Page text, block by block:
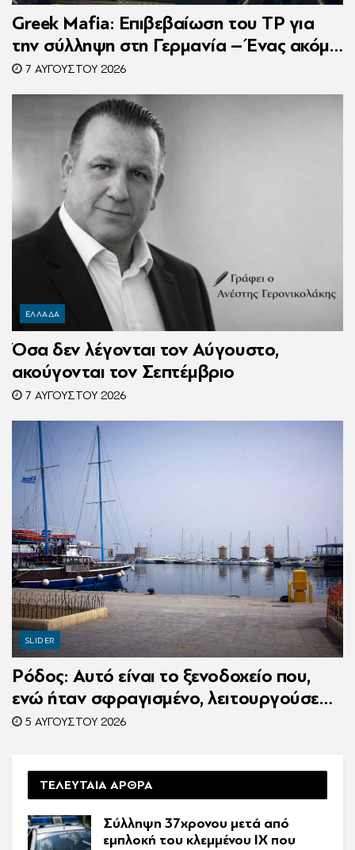
Greek Mafia: Επιβεβαίωση τoυ ΤP για
την σύλληψη στη Γερμανία – Ένας ακόμη
κατηγορούμενος για τον θάνατο του
Ζαμπούνη
7 ΑΥΓΟΎΣΤΟΥ 2026
ΕΛΛΑΔΑ
Όσα δεν λέγονται τον Αύγουστο,
ακούγονται τον Σεπτέμβριο
7 ΑΥΓΟΎΣΤΟΥ 2026
SLIDER
Ρόδος: Αυτό είναι το ξενοδοχείο που,
ενώ ήταν σφραγισμένο, λειτουργούσε
κανονικά με 216 πελάτες – Συνελήφθη η
5 ΑΥΓΟΎΣΤΟΥ 2026
ΤΕΛΕΥΤΑΙΑ ΑΡΘΡΑ
Σύλληψη 37χρονου μετά από
εμπλοκή του κλεμμένου ΙΧ που